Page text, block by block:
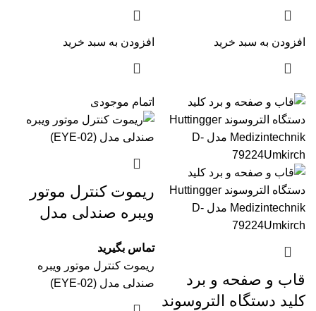
افزودن به سبد خرید افزودن به سبد خرید
قاب و صفحه و برد
کلید دستگاه التروسوند
اتمام موجودی
ریموت کنترل موتور
ویبره صندلی مدل
تماس بگیرید
ریموت کنترل موتور ویبره
صندلی مدل (EYE-02)